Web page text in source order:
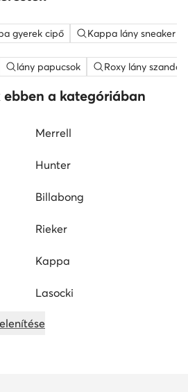
gyerek cipő Kappa lány sneaker
lány papucsok Roxy lány
ebben a kategóriában
Merrell
Hunter
Billabong
Rieker
Kappa
Lasocki